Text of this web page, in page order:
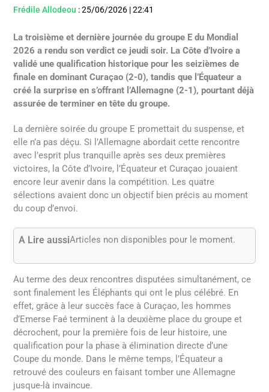
Frédile Allodeou :25/06/2026 |22:41
La troisième et dernière journée du groupe E du Mondial
2026 a rendu son verdict ce jeudi soir. La Côte d’Ivoire a
validé une qualification historique pour les seizièmes de
finale en dominant Curaçao (2-0), tandis que l’Équateur a
créé la surprise en s’offrant l’Allemagne (2-1), pourtant déjà
assurée de terminer en tête du groupe.
La dernière soirée du groupe E promettait du suspense, et
elle n’a pas déçu. Si l’Allemagne abordait cette rencontre
avec l’esprit plus tranquille après ses deux premières
victoires, la Côte d’Ivoire, l’Équateur et Curaçao jouaient
encore leur avenir dans la compétition. Les quatre
sélections avaient donc un objectif bien précis au moment
du coup d’envoi.
A Lire aussiArticles non disponibles pour le moment.
Au terme des deux rencontres disputées simultanément, ce
sont finalement les Éléphants qui ont le plus célébré. En
effet, grâce à leur succès face à Curaçao, les hommes
d’Emerse Faé terminent à la deuxième place du groupe et
décrochent, pour la première fois de leur histoire, une
qualification pour la phase à élimination directe d’une
Coupe du monde. Dans le même temps, l’Équateur a
retrouvé des couleurs en faisant tomber une Allemagne
jusque-là invaincue.